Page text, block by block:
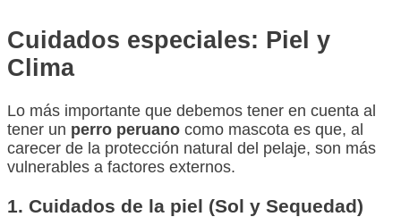
Cuidados especiales: Piel y
Clima
Lo más importante que debemos tener en cuenta al
tener un perro peruano como mascota es que, al
carecer de la protección natural del pelaje, son más
vulnerables a factores externos.
1. Cuidados de la piel (Sol y Sequedad)